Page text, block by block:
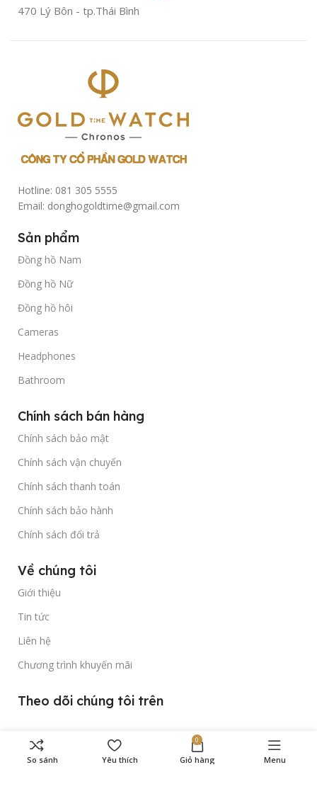
470 Lý Bôn - tp.Thái Bình
Hotline: 081 305 5555
Email: donghogoldtime@gmail.com
Sản phẩm
Đồng hồ Nam
Đồng hồ Nữ
Đồng hồ hôi
Cameras
Headphones
Bathroom
Chính sách bán hàng
Chính sách bảo mật
Chính sách vận chuyển
Chính sách thanh toán
Chính sách bảo hành
Chính sách đổi trả
Về chúng tôi
Giới thiệu
Tin tức
Liên hệ
Chương trình khuyến mãi
Theo dõi chúng tôi trên
Bản quyền thuộc về Gold Time Watch © 2023.
So sánh Yêu thích
0
Giỏ hàng Menu